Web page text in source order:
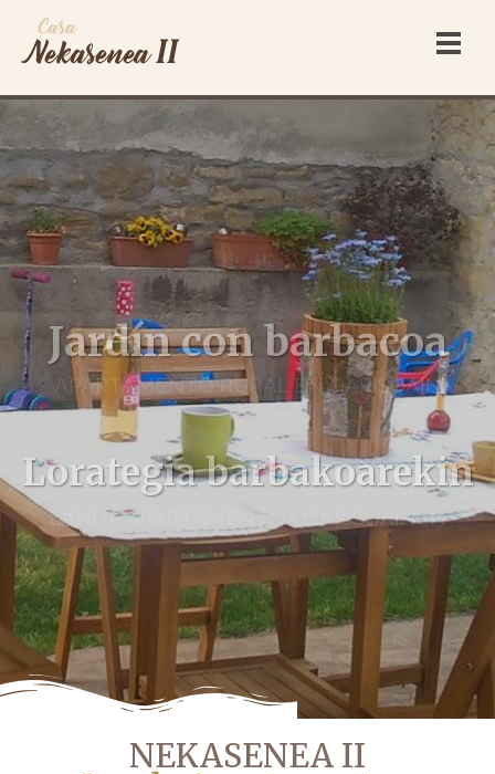
Lorategia barbakoarekin
APARTAMENTO RURAL EN GARISOAIN
Jardín con barbacoa
LANDA APARTAMENTUA GARISOAINEN
NEKASENEA II